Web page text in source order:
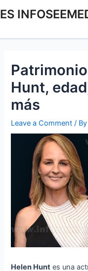
to
ES
Hunt,
más
Leave a Comment /
Helen Hunt es una
navigation